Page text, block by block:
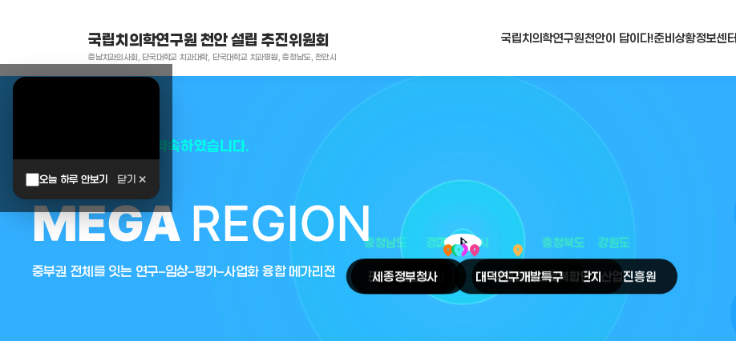
국립치의학연구원 천안 설립 추진위원회
충남치과의사회, 단국대학교 치과대학, 단국대학교 치과병원, 충청남도, 천안시
국립치의학연구원천안이 답이다!준비상황정보센터
오늘 하루 안보기 닫기 ✕
대한민국은 두번이나 약속하였습니다.
MEGA REGION
중부권 전체를 잇는 연구–임상–평가–사업화 융합 메가리전
arrow_selector_tool 강원도
경기도 충청북도
충청남도 대전광역시
place
천안시
place
세종정부청사
place
판교테크노밸리
place
오송첨단의료복합단지
place
대덕연구개발특구
place
원주의료기기산업진흥원